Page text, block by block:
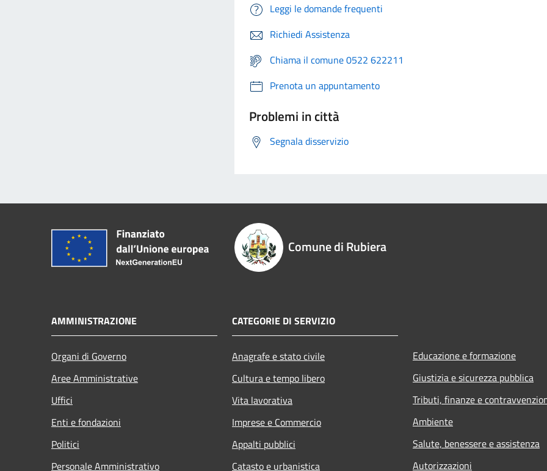
Leggi le domande frequenti
Richiedi Assistenza
Chiama il comune 0522 622211
Prenota un appuntamento
Problemi in città
Segnala disservizio
Comune di Rubiera
AMMINISTRAZIONE
Organi di Governo
Aree Amministrative
Uffici
Enti e fondazioni
Politici
Personale Amministrativo
CATEGORIE DI SERVIZIO
Anagrafe e stato civile
Cultura e tempo libero
Vita lavorativa
Imprese e Commercio
Appalti pubblici
Catasto e urbanistica
Educazione e formazione
Giustizia e sicurezza pubblica
Tributi, finanze e
Ambiente
Salute, benessere e assistenza
Autorizzazioni